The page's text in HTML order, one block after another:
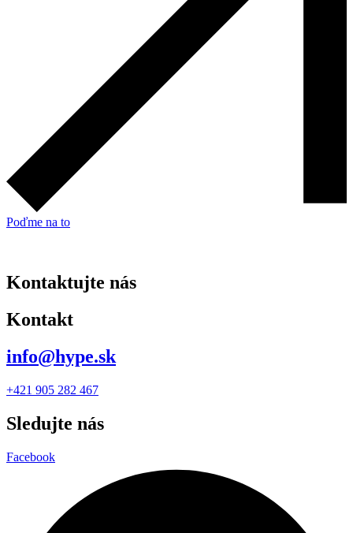
Poďme na to
Kontaktujte nás
Kontakt
info@hype.sk
+421 905 282 467
Sledujte nás
Facebook